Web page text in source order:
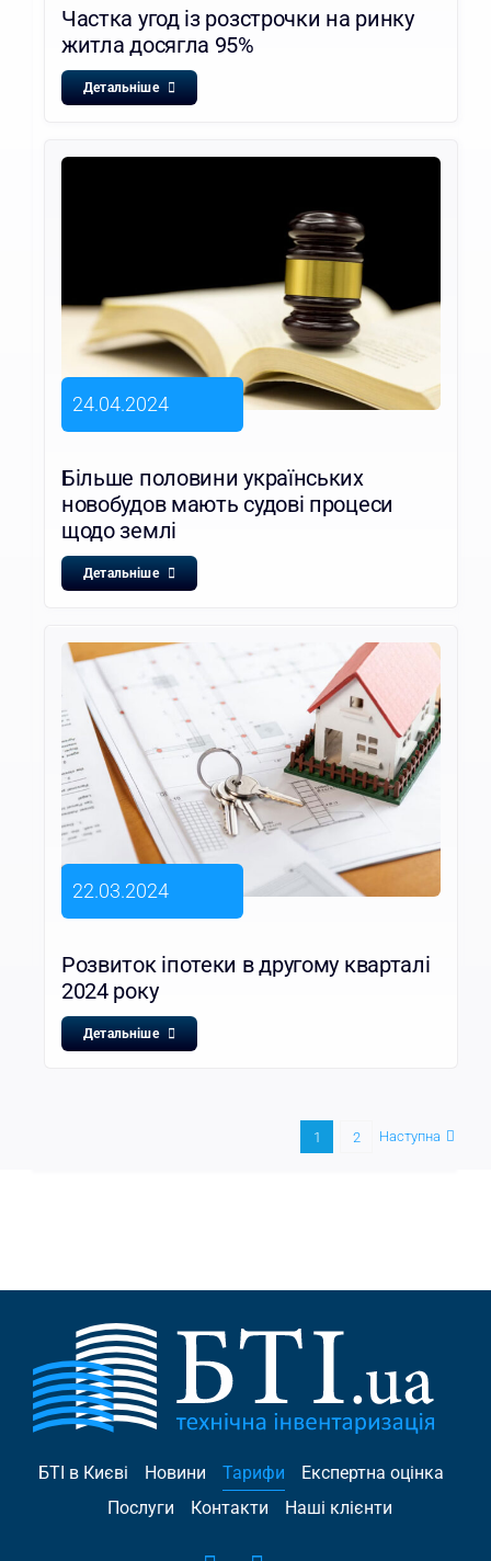
Частка угод із розстрочки на ринку
житла досягла 95%
Детальніше
24.04.2024
Більше половини українських
новобудов мають судові процеси
щодо землі
Детальніше
22.03.2024
Розвиток іпотеки в другому кварталі
2024 року
Детальніше
1 2 Наступна
БТІ в Києві Новини Тарифи
Експертна оцінка
Послуги
Контакти Наші клієнти